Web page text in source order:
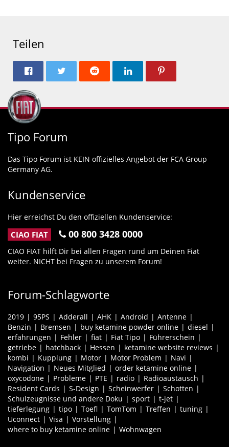
Teilen
Tipo Forum
Das Tipo Forum ist KEIN offizielles Angebot der FCA Group
Germany AG.
Kundenservice
Hier erreichst Du den offiziellen Kundenservice:
CIAO FIAT 00 800 3428 0000
CIAO FIAT hilft Dir bei allen Fragen rund um Deinen Fiat
weiter. NICHT bei Fragen zu unserem Forum!
Forum-Schlagworte
2019 95PS Adderall AHK Android
Antenne
Benzin
Bremsen buy ketamine powder online
diesel
erfahrungen
Fehler fiat Fiat Tipo
Führerschein
getriebe
hatchback Hessen
ketamine website reviews
kombi
Kupplung Motor Motor Problem
Navi
Navigation
Neues Mitglied
order ketamine online
oxycodone
Probleme PTE radio
Radioaustausch
Resident Cards
S-Design Scheinwerfer
Schotten
Schulzeugnisse und andere Doku
sport
t-jet
tieferlegung
tipo Toefl TomTom Treffen
tuning
Uconnect
Visa
Vorstellung
where to buy ketamine online
Wohnwagen